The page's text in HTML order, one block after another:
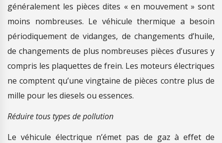
généralement les pièces dites « en mouvement » sont
moins nombreuses. Le véhicule thermique a besoin
périodiquement de vidanges, de changements d’huile,
de changements de plus nombreuses pièces d’usures y
compris les plaquettes de frein. Les moteurs électriques
ne comptent qu’une vingtaine de pièces contre plus de
mille pour les diesels ou essences.
Réduire tous types de pollution
Le véhicule électrique n’émet pas de gaz à effet de